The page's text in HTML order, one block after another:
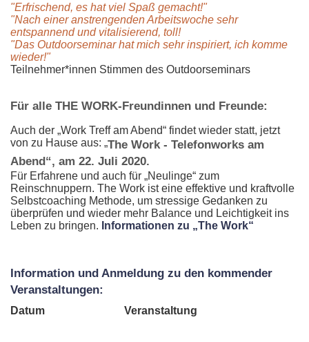
"Erfrischend, es hat viel Spaß gemacht!"
"Nach einer anstrengenden Arbeitswoche sehr
entspannend und vitalisierend, toll!
"Das Outdoorseminar hat mich sehr inspiriert, ich komme
wieder!"
Teilnehmer*innen Stimmen des Outdoorseminars
Für alle THE WORK-Freundinnen und Freunde:
Auch der „Work Treff am Abend“ findet wieder statt, jetzt
von zu Hause aus: „The Work - Telefonworks am
Abend“, am 22. Juli 2020.
Für Erfahrene und auch für „Neulinge“ zum
Reinschnuppern. The Work ist eine effektive und kraftvolle
Selbstcoaching Methode, um stressige Gedanken zu
überprüfen und wieder mehr Balance und Leichtigkeit ins
Leben zu bringen. Informationen zu „The Work“
Information und Anmeldung zu den kommender
Veranstaltungen:
Datum Veranstaltung